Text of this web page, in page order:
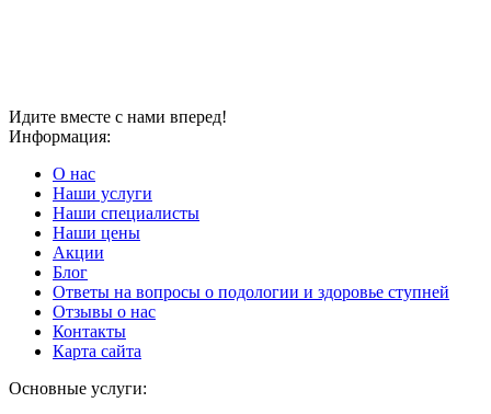
Идите вместе с нами вперед!
Информация:
О нас
Наши услуги
Наши специалисты
Наши цены
Акции
Блог
Ответы на вопросы о подологии и здоровье ступней
Отзывы о нас
Контакты
Карта сайта
Основные услуги: